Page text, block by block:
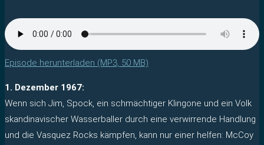
Episode herunterladen (MP3, 50 MB)
1. Dezember 1967:
Wenn sich Jim, Spock, ein schmächtiger Klingone und ein Volk
skandinavischer Wasserballer durch eine verwirrende Handlung
und die Vasquez Rocks kämpfen, kann nur einer helfen: McCoy